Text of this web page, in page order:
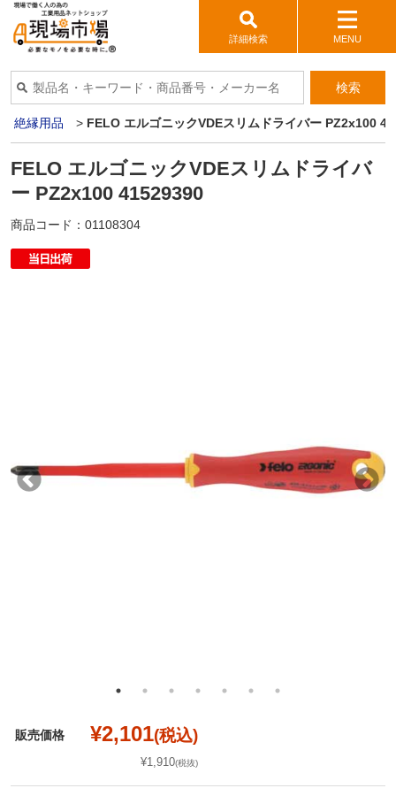
詳細検索 MENU
検索
絶縁用品 > FELO エルゴニックVDEスリムドライバー PZ2x100
FELO エルゴニックVDEスリムドライバ
ー PZ2x100 41529390
商品コード： 01108304
販売価格 ¥2,101(税込)
¥1,910(税抜)